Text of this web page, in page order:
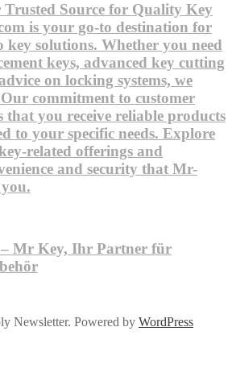
Source for Quality Key
is your go-to destination for
key solutions. Whether you need
keys, advanced key cutting
on locking systems, we
commitment to customer
that you receive reliable products
to your specific needs. Explore
related offerings and
and security that Mr-
– Mr Key, Ihr Partner für
Newsletter. Powered by WordPress